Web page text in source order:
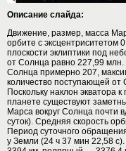
Описание слайда:
Движение, размер, масса
орбите с эксцентриситетом
плоскости эклиптики под
от Солнца равно 227,99
Солнца примерно 207,
количество поступающей от
Поскольку наклон экватора
планете существуют
Марса вокруг Солнца почти
суток). Средняя скорость
Период суточного
у Земли (24 ч 37 мин 22,58